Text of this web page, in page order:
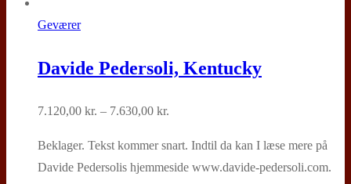
Geværer
Davide Pedersoli, Kentucky
7.120,00 kr. – 7.630,00 kr.
til
7.630,00 kr.
Beklager. Tekst kommer snart. Indtil da kan I læse mere på
Davide Pedersolis hjemmeside www.davide-pedersoli.com.